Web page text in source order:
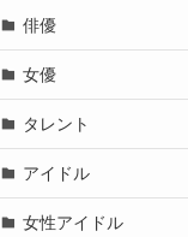
俳優
女優
タレント
アイドル
女性アイドル